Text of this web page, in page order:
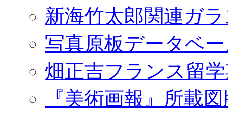
新海竹太郎関連ガ
写真原板データベ
畑正吉フランス留
『美術画報』所載